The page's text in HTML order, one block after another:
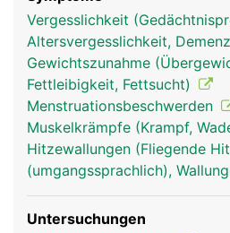
Endokrines-
System Frau
Endokrines-
System Mann
Vergesslichkeit
Altersvergesslichkeit,
Gewichtszunahme
Fettleibigkeit, Fettsucht)
Menstruationsbeschwerden
Muskelkrämpfe (Krampf,
Hitzewallungen (Fliegende
(umgangssprachlich),
Untersuchungen